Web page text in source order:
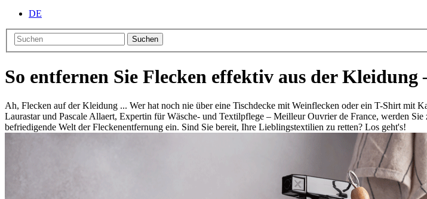
DE
Suchen
So entfernen Sie Flecken effektiv aus der
Ah, Flecken auf der Kleidung ... Wer hat noch nie über eine Tischdecke mit Weinflecken oder ein T-Shirt mit
Laurastar und Pascale Allaert, Expertin für Wäsche- und Textilpflege – Meilleur Ouvrier de France, werden
befriedigende Welt der Fleckenentfernung ein. Sind Sie bereit, Ihre Lieblingstextilien zu retten? Los geht's!